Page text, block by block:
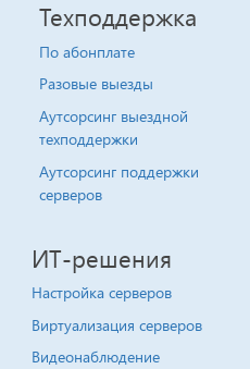
Техподдержка
По абонплате
Разовые выезды
Аутсорсинг выездной
техподдержки
Аутсорсинг поддержки
серверов
ИТ-решения
Настройка серверов
Виртуализация серверов
Видеонаблюдение